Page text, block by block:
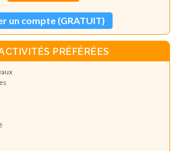
un compte (GRATUIT)
PRÉFÉRÉES